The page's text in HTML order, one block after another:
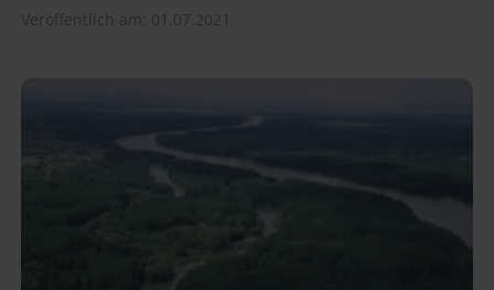
Veröffentlich am: 01.07.2021